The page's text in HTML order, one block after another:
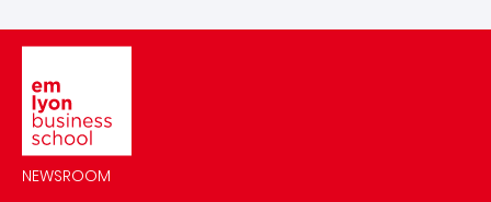
NEWSROOM